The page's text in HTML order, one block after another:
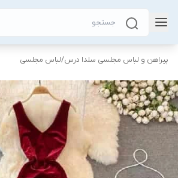
پیراهن و لباس مجلسی سلدا درس/لباس مجلسی